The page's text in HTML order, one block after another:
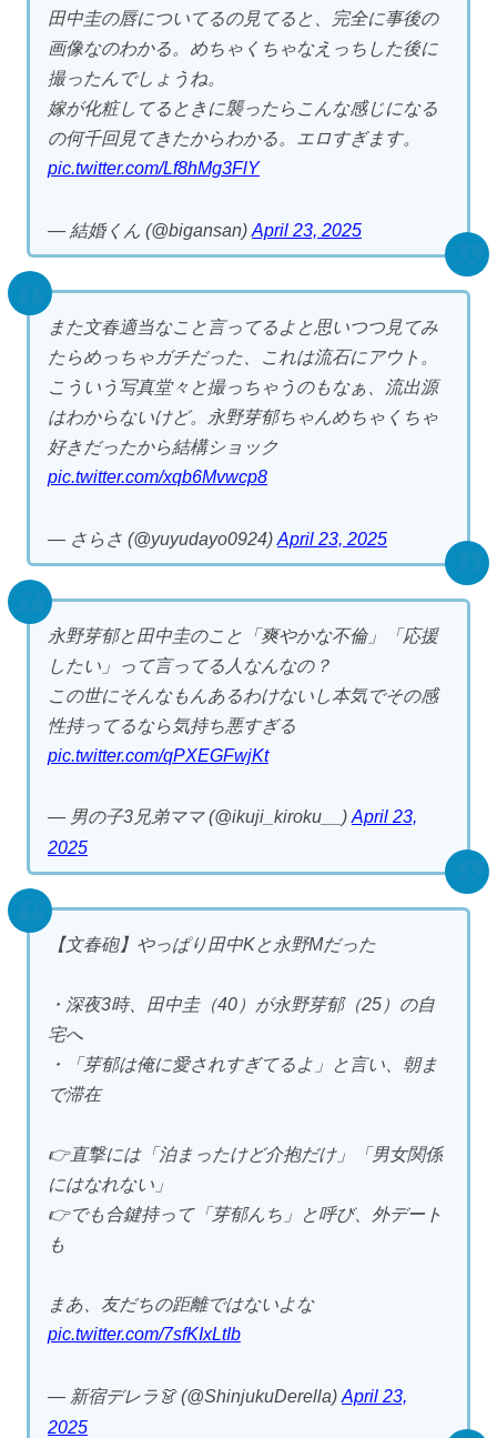
田中圭の唇についてるの見てると、完全に事後の
画像なのわかる。めちゃくちゃなえっちした後に
撮ったんでしょうね。
嫁が化粧してるときに襲ったらこんな感じになる
の何千回見てきたからわかる。エロすぎます。
pic.twitter.com/Lf8hMg3FlY
— 結婚くん (@bigansan) April 23, 2025
また文春適当なこと言ってるよと思いつつ見てみ
たらめっちゃガチだった、これは流石にアウト。
こういう写真堂々と撮っちゃうのもなぁ、流出源
はわからないけど。永野芽郁ちゃんめちゃくちゃ
好きだったから結構ショック
pic.twitter.com/xqb6Mvwcp8
— さらさ (@yuyudayo0924) April 23, 2025
永野芽郁と田中圭のこと「爽やかな不倫」「応援
したい」って言ってる人なんなの？
この世にそんなもんあるわけないし本気でその感
性持ってるなら気持ち悪すぎる
pic.twitter.com/qPXEGFwjKt
— 男の子3兄弟ママ (@ikuji_kiroku__) April 23,
2025
【文春砲】やっぱり田中Kと永野Mだった
・深夜3時、田中圭（40）が永野芽郁（25）の自
宅へ
・「芽郁は俺に愛されすぎてるよ」と言い、朝ま
で滞在
👉直撃には「泊まったけど介抱だけ」「男女関係
にはなれない」
👉でも合鍵持って「芽郁んち」と呼び、外デート
も
まあ、友だちの距離ではないよな
pic.twitter.com/7sfKIxLtIb
— 新宿デレラ👗 (@ShinjukuDerella) April 23,
2025